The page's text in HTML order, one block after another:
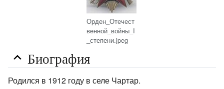
Орден_Отечест
венной_войны_I
_степени.jpeg
Биография
Родился в 1912 году в селе Чартар.